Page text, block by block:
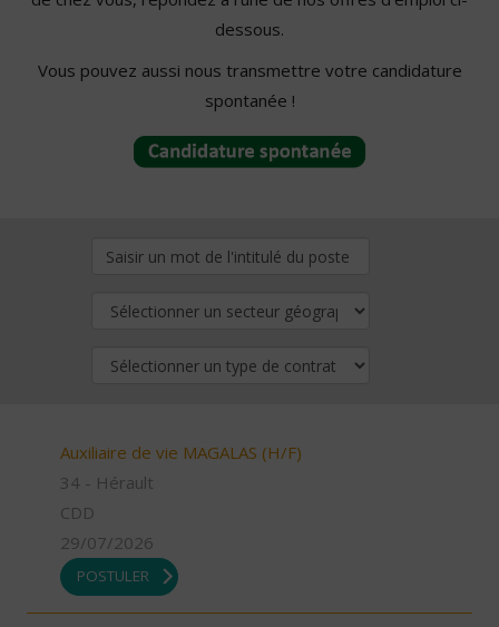
dessous.
Vous pouvez aussi nous transmettre votre candidature
spontanée !
Auxiliaire de vie MAGALAS (H/F)
34 - Hérault
CDD
29/07/2026
POSTULER